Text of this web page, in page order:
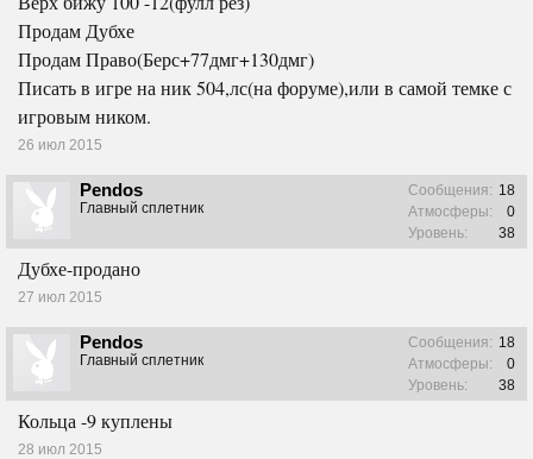
Продам Дубхе
Продам Право(Берс+77дмг+130дмг)
Писать в игре на ник 504,лс(на форуме),или в самой темке с
игровым ником.
26 июл 2015
Pendos
Главный сплетник
Сообщения: 18
Атмосферы:
0
Уровень:
38
Дубхе-продано
27 июл 2015
Pendos
Главный сплетник
Сообщения: 18
Атмосферы:
0
Уровень:
38
Кольца -9 куплены
28 июл 2015